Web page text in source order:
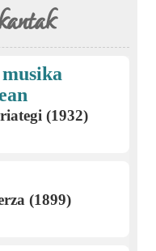
musika
(1932)
(1899)